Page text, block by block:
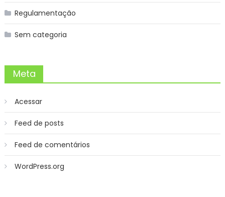
Regulamentação
Sem categoria
Meta
Acessar
Feed de posts
Feed de comentários
WordPress.org